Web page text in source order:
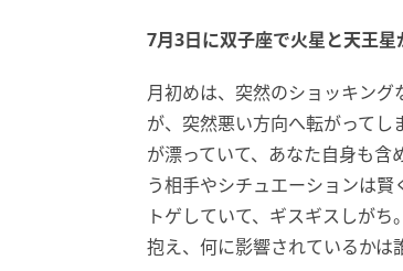
7月3日に双子座で火星と天王星
月初めは、突然のショッキン
が、突然悪い方向へ転がって
が漂っていて、あなた自身も
う相手やシチュエーションは
トゲしていて、ギスギスしが
抱え、何に影響されているかは